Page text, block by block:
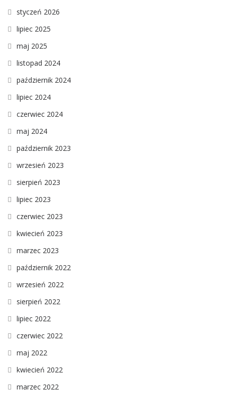
styczeń 2026
lipiec 2025
maj 2025
listopad 2024
październik 2024
lipiec 2024
czerwiec 2024
maj 2024
październik 2023
wrzesień 2023
sierpień 2023
lipiec 2023
czerwiec 2023
kwiecień 2023
marzec 2023
październik 2022
wrzesień 2022
sierpień 2022
lipiec 2022
czerwiec 2022
maj 2022
kwiecień 2022
marzec 2022